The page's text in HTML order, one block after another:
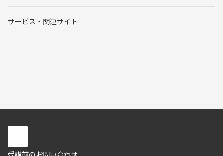
サービス・関連サイト
受講前のお問い合わせ